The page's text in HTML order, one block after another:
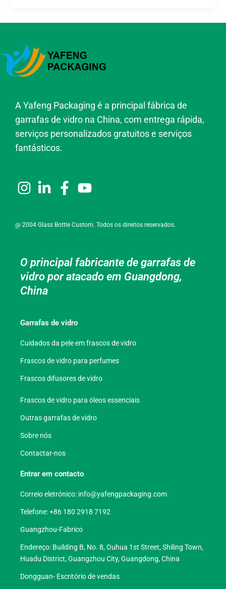
A Yafeng Packaging é a principal fábrica de
garrafas de vidro na China, com entrega rápida,
serviços personalizados gratuitos e serviços
fantásticos.
@ 2004 Glass Bottle Custom. Todos os direitos reservados.
O principal fabricante de garrafas de
vidro por atacado em Guangdong,
China
Garrafas de vidro
Cuidados da pele em frascos de vidro
Frascos de vidro para perfumes
Frascos difusores de vidro
Frascos de vidro para óleos essenciais
Outras garrafas de vidro
Sobre nós
Contactar-nos
Entrar em contacto
Correio eletrónico: info@yafengpackaging.com
Telefone: +86 180 2918 7192
Guangzhou-Fabrico
Endereço: Building B, No. 8, Ouhua 1st Street, Shiling Town,
Huadu District, Guangzhou City, Guangdong, China
Dongguan- Escritório de vendas